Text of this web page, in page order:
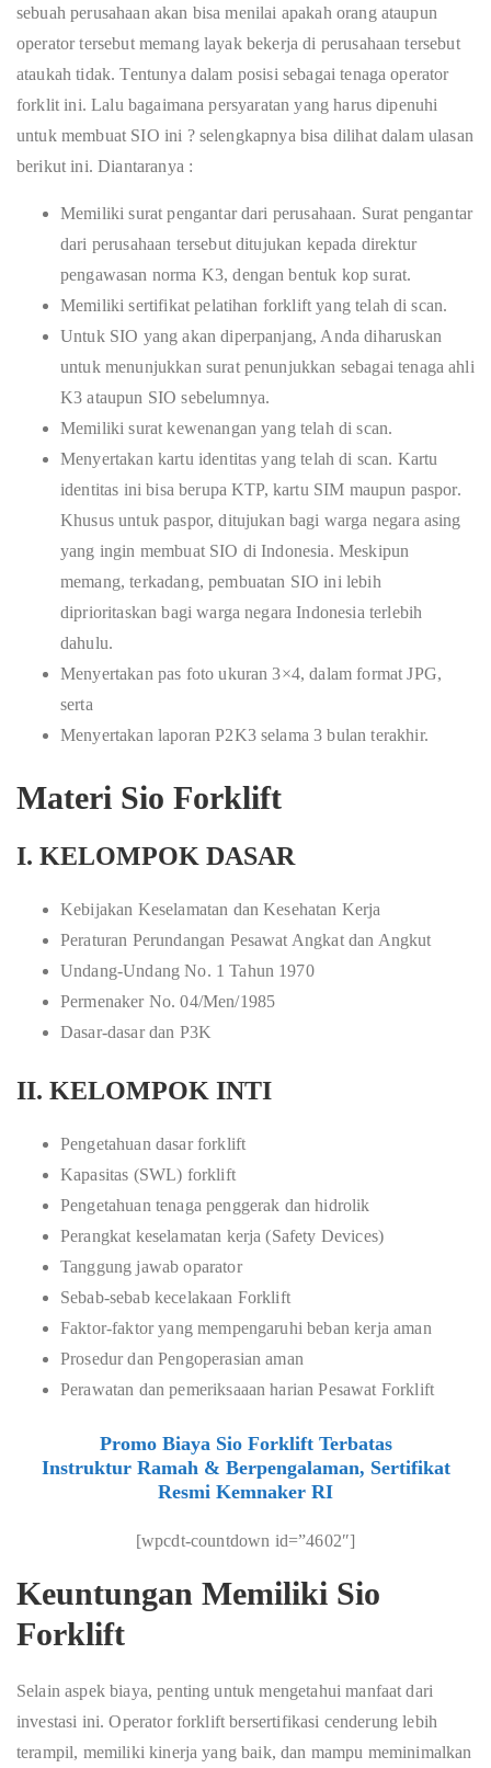
sebuah perusahaan akan bisa menilai apakah orang ataupun
operator tersebut memang layak bekerja di perusahaan tersebut
ataukah tidak. Tentunya dalam posisi sebagai tenaga operator
forklit ini. Lalu bagaimana persyaratan yang harus dipenuhi
untuk membuat SIO ini ? selengkapnya bisa dilihat dalam ulasan
berikut ini. Diantaranya :
Memiliki surat pengantar dari perusahaan. Surat pengantar
dari perusahaan tersebut ditujukan kepada direktur
pengawasan norma K3, dengan bentuk kop surat.
Memiliki sertifikat pelatihan forklift yang telah di scan.
Untuk SIO yang akan diperpanjang, Anda diharuskan
untuk menunjukkan surat penunjukkan sebagai tenaga ahli
K3 ataupun SIO sebelumnya.
Memiliki surat kewenangan yang telah di scan.
Menyertakan kartu identitas yang telah di scan. Kartu
identitas ini bisa berupa KTP, kartu SIM maupun paspor.
Khusus untuk paspor, ditujukan bagi warga negara asing
yang ingin membuat SIO di Indonesia. Meskipun
memang, terkadang, pembuatan SIO ini lebih
diprioritaskan bagi warga negara Indonesia terlebih
dahulu.
Menyertakan pas foto ukuran 3×4, dalam format JPG,
serta
Menyertakan laporan P2K3 selama 3 bulan terakhir.
Materi Sio Forklift
I. KELOMPOK DASAR
Kebijakan Keselamatan dan Kesehatan Kerja
Peraturan Perundangan Pesawat Angkat dan Angkut
Undang-Undang No. 1 Tahun 1970
Permenaker No. 04/Men/1985
Dasar-dasar dan P3K
II. KELOMPOK INTI
Pengetahuan dasar forklift
Kapasitas (SWL) forklift
Pengetahuan tenaga penggerak dan hidrolik
Perangkat keselamatan kerja (Safety Devices)
Tanggung jawab oparator
Sebab-sebab kecelakaan Forklift
Faktor-faktor yang mempengaruhi beban kerja aman
Prosedur dan Pengoperasian aman
Perawatan dan pemeriksaaan harian Pesawat Forklift
Promo Biaya Sio Forklift Terbatas
Instruktur Ramah & Berpengalaman, Sertifikat
Resmi Kemnaker RI
[wpcdt-countdown id=”4602″]
Keuntungan Memiliki Sio
Forklift
Selain aspek biaya, penting untuk mengetahui manfaat dari
investasi ini. Operator forklift bersertifikasi cenderung lebih
terampil, memiliki kinerja yang baik, dan mampu meminimalkan